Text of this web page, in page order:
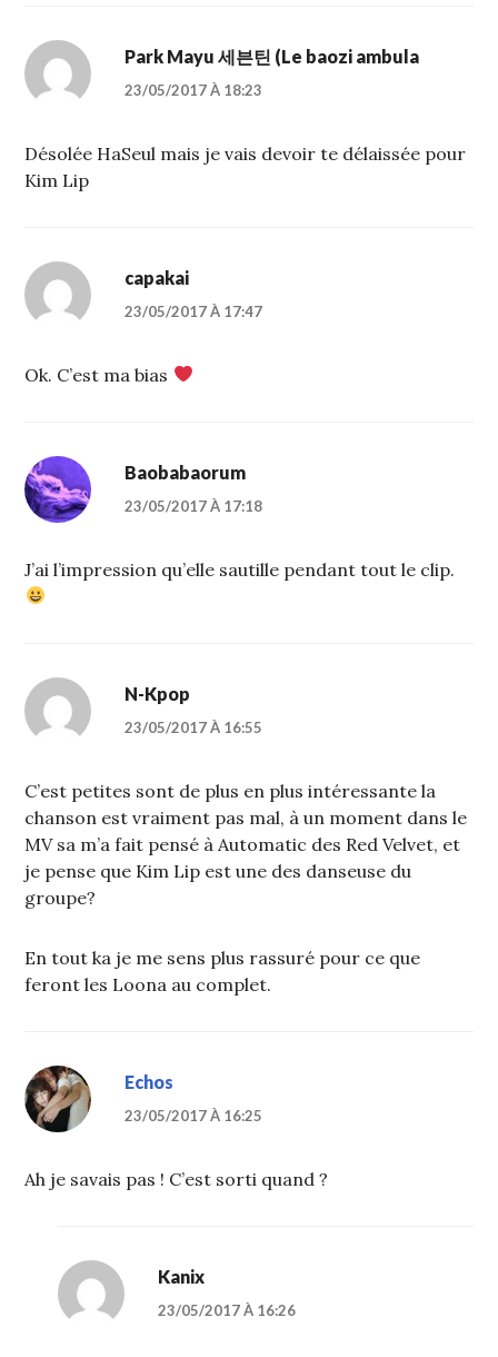
Park Mayu 세븐틴 (Le baozi ambula
23/05/2017 À 18:23
Désolée HaSeul mais je vais devoir te délaissée pour
Kim Lip
capakai
23/05/2017 À 17:47
Ok. C’est ma bias
Baobabaorum
23/05/2017 À 17:18
J’ai l’impression qu’elle sautille pendant tout le clip.
N-Kpop
23/05/2017 À 16:55
C’est petites sont de plus en plus intéressante la
chanson est vraiment pas mal, à un moment dans le
MV sa m’a fait pensé à Automatic des Red Velvet, et
je pense que Kim Lip est une des danseuse du
groupe?
En tout ka je me sens plus rassuré pour ce que
feront les Loona au complet.
Echos
23/05/2017 À 16:25
Ah je savais pas ! C’est sorti quand ?
Kanix
23/05/2017 À 16:26